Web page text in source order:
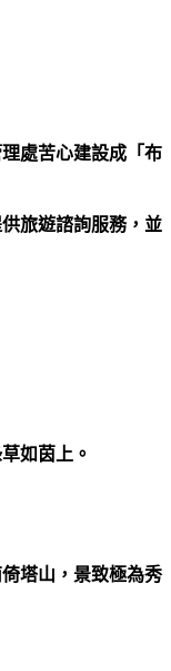
處苦心建設成「布
旅遊諮詢服務，並
如茵上。
塔山，景致極為秀